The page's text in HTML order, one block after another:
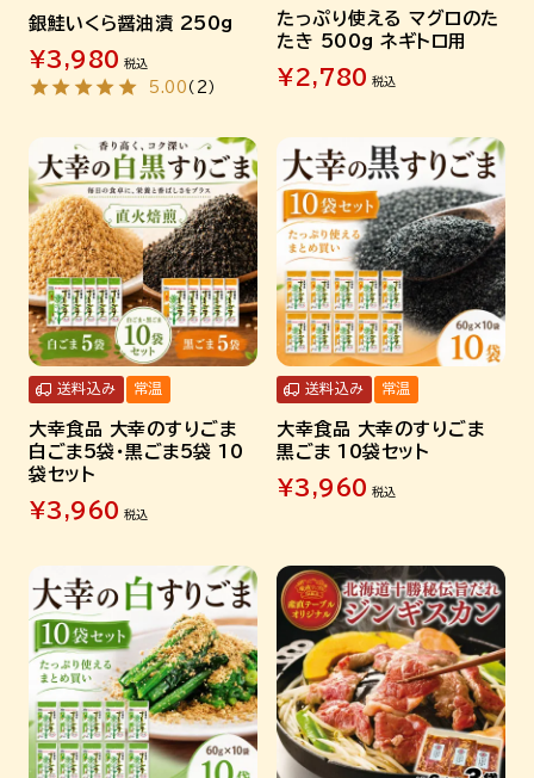
銀鮭いくら醤油漬 250g
¥3,980 税込
5.00 （ 2 ）
たっぷり使える マグロのた
たき 500g ネギトロ用
¥ 2,780 税込
大幸食品 大幸のすりごま
白ごま5袋・黒ごま5袋 10
袋セット
送料込み 常温
¥3,960 税込
大幸食品 大幸のすりごま
黒ごま 10袋セット
送料込み 常温
¥3,960 税込